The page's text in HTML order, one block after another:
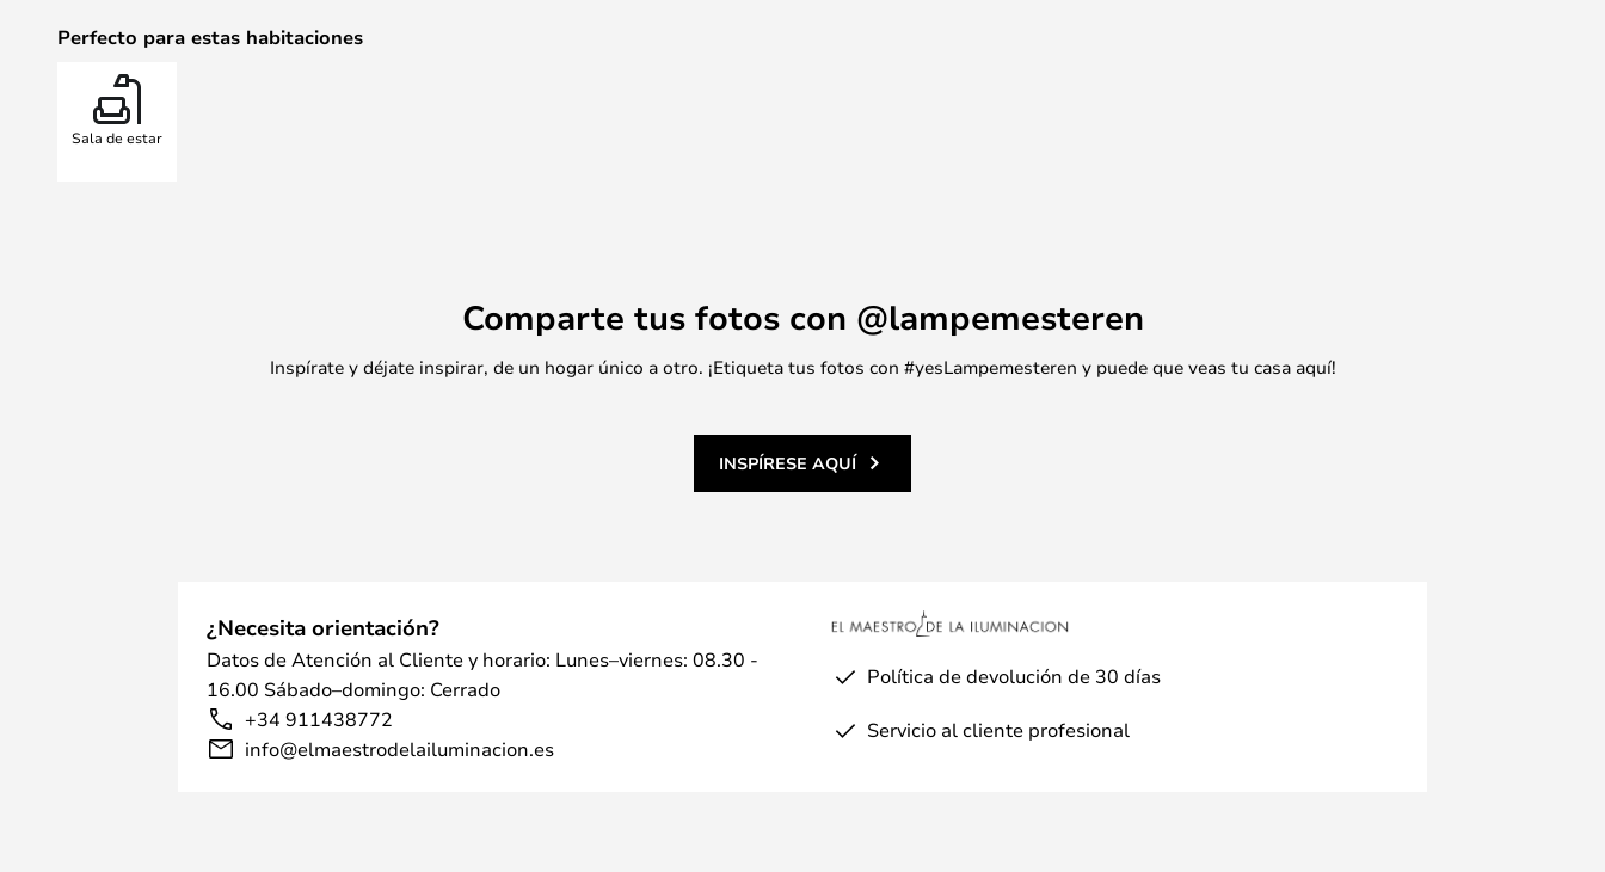
Perfecto para estas habitaciones
Sala de estar
Comparte tus fotos con @lampemesteren
Inspírate y déjate inspirar, de un hogar único a otro. ¡Etiqueta tus fotos con #yesLampemesteren y puede que veas tu casa aquí!
INSPÍRESE AQUÍ
¿Necesita orientación?
Datos de Atención al Cliente y horario: Lunes–viernes: 08.30 -
16.00 Sábado–domingo: Cerrado
+34 911438772
info@elmaestrodelailuminacion.es
Política de devolución de 30 días
Servicio al cliente profesional